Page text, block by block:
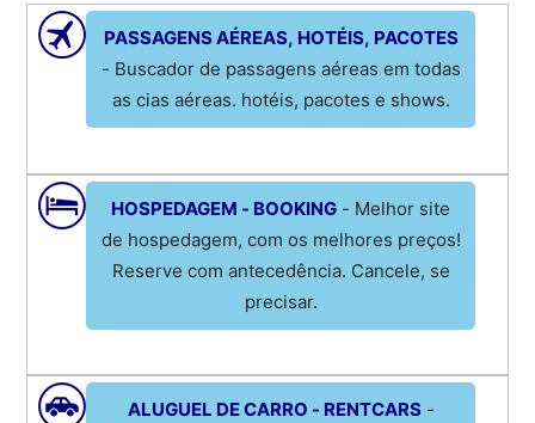
PASSAGENS AÉREAS, HOTÉIS, PACOTES
- Buscador de passagens aéreas em todas
as cias aéreas. hotéis, pacotes e shows.
HOSPEDAGEM - BOOKING - Melhor site
de hospedagem, com os melhores preços!
Reserve com antecedência. Cancele, se
precisar.
ALUGUEL DE CARRO - RENTCARS-